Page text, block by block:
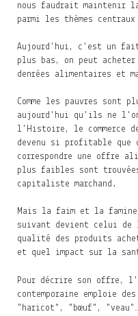
nous faudrait maintenir
parmi les thèmes
Aujourd'hui, c'est un fait,
plus bas, on peut
denrées alimentaires et
Comme les pauvres sont
aujourd'hui qu'ils ne
l'Histoire, le commerce
devenu si profitable que
correspondre une offre
plus faibles sont
capitaliste marchand.
Mais la faim et la
suivant devient celui
qualité des produits
et quel impact sur la
Pour décrire son offre,
contemporaine emploie
"haricot", "bœuf", "veau"…